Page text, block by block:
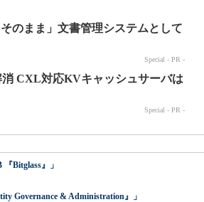
Bitglass』」
Governance & Administration』」